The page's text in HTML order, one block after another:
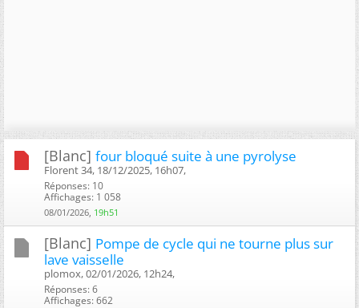
[Blanc] four bloqué suite à une pyrolyse
Florent 34, 18/12/2025, 16h07, ‎
Réponses: 10
Affichages: 1 058
08/01/2026, 19h51
[Blanc] Pompe de cycle qui ne tourne plus sur
lave vaisselle
plomox, 02/01/2026, 12h24, ‎
Réponses: 6
Affichages: 662